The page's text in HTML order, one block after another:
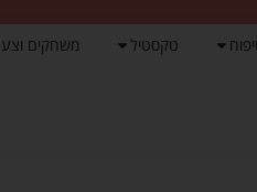
טקסטיל משחקים